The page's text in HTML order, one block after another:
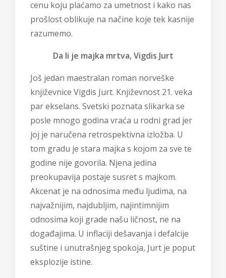
cenu koju plaćamo za umetnost i kako nas
prošlost oblikuje na načine koje tek kasnije
razumemo.
Da li je majka mrtva, Vigdis Jurt
Još jedan maestralan roman norveške
književnice Vigdis Jurt. Književnost 21. veka
par ekselans. Svetski poznata slikarka se
posle mnogo godina vraća u rodni grad jer
joj je naručena retrospektivna izložba. U
tom gradu je stara majka s kojom za sve te
godine nije govorila. Njena jedina
preokupavija postaje susret s majkom.
Akcenat je na odnosima među ljudima, na
najvažnijim, najdubljim, najintimnijim
odnosima koji grade našu ličnost, ne na
događajima. U inflaciji dešavanja i defalcije
suštine i unutrašnjeg spokoja, Jurt je poput
eksplozije istine.